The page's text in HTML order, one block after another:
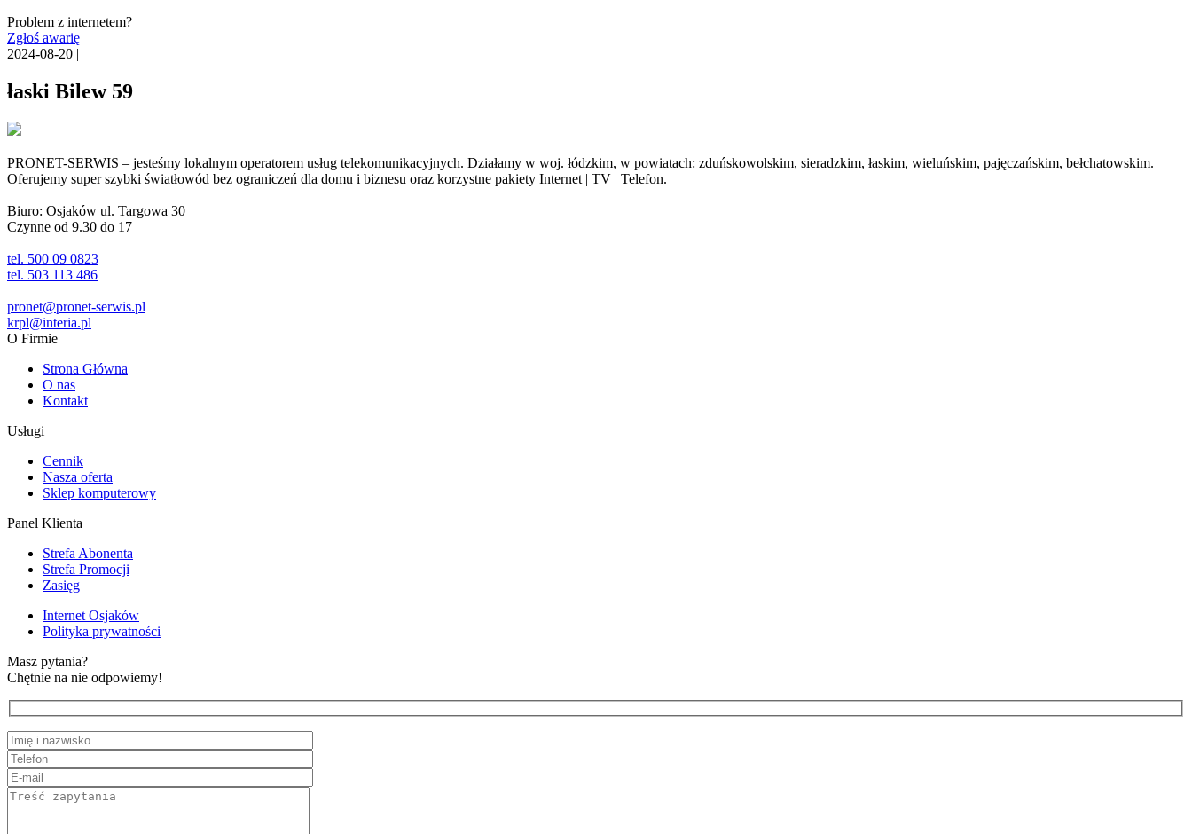
Problem z internetem?
Zgłoś awarię
2024-08-20 |
łaski Bilew 59
PRONET-SERWIS – jesteśmy lokalnym operatorem usług telekomunikacyjnych. Działamy w woj. łódzkim, w powiatach: zduńskowolskim, sieradzkim, łaskim, wieluńskim, pajęczańskim, bełchatowskim.
Oferujemy super szybki światłowód bez ograniczeń dla domu i biznesu oraz korzystne pakiety Internet | TV | Telefon.
Biuro: Osjaków ul. Targowa 30
Czynne od 9.30 do 17
tel. 500 09 0823
tel. 503 113 486
pronet@pronet-serwis.pl
krpl@interia.pl
O Firmie
Strona Główna
O nas
Kontakt
Usługi
Cennik
Nasza oferta
Sklep komputerowy
Panel Klienta
Strefa Abonenta
Strefa Promocji
Zasięg
Internet Osjaków
Polityka prywatności
Masz pytania?
Chętnie na nie odpowiemy!